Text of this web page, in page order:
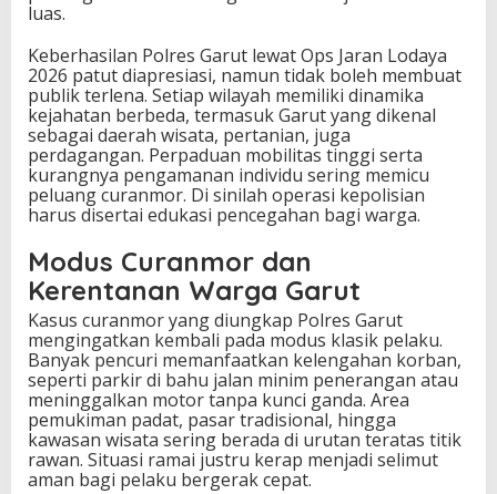
luas.
Keberhasilan Polres Garut lewat Ops Jaran Lodaya
2026 patut diapresiasi, namun tidak boleh membuat
publik terlena. Setiap wilayah memiliki dinamika
kejahatan berbeda, termasuk Garut yang dikenal
sebagai daerah wisata, pertanian, juga
perdagangan. Perpaduan mobilitas tinggi serta
kurangnya pengamanan individu sering memicu
peluang curanmor. Di sinilah operasi kepolisian
harus disertai edukasi pencegahan bagi warga.
Modus Curanmor dan
Kerentanan Warga Garut
Kasus curanmor yang diungkap Polres Garut
mengingatkan kembali pada modus klasik pelaku.
Banyak pencuri memanfaatkan kelengahan korban,
seperti parkir di bahu jalan minim penerangan atau
meninggalkan motor tanpa kunci ganda. Area
pemukiman padat, pasar tradisional, hingga
kawasan wisata sering berada di urutan teratas titik
rawan. Situasi ramai justru kerap menjadi selimut
aman bagi pelaku bergerak cepat.